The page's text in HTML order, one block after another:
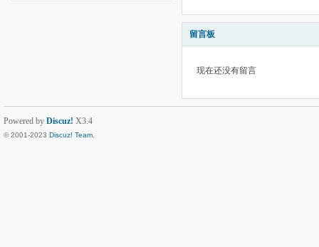
留言板
现在还没有留言
Powered by Discuz! X3.4
© 2001-2023 Discuz! Team